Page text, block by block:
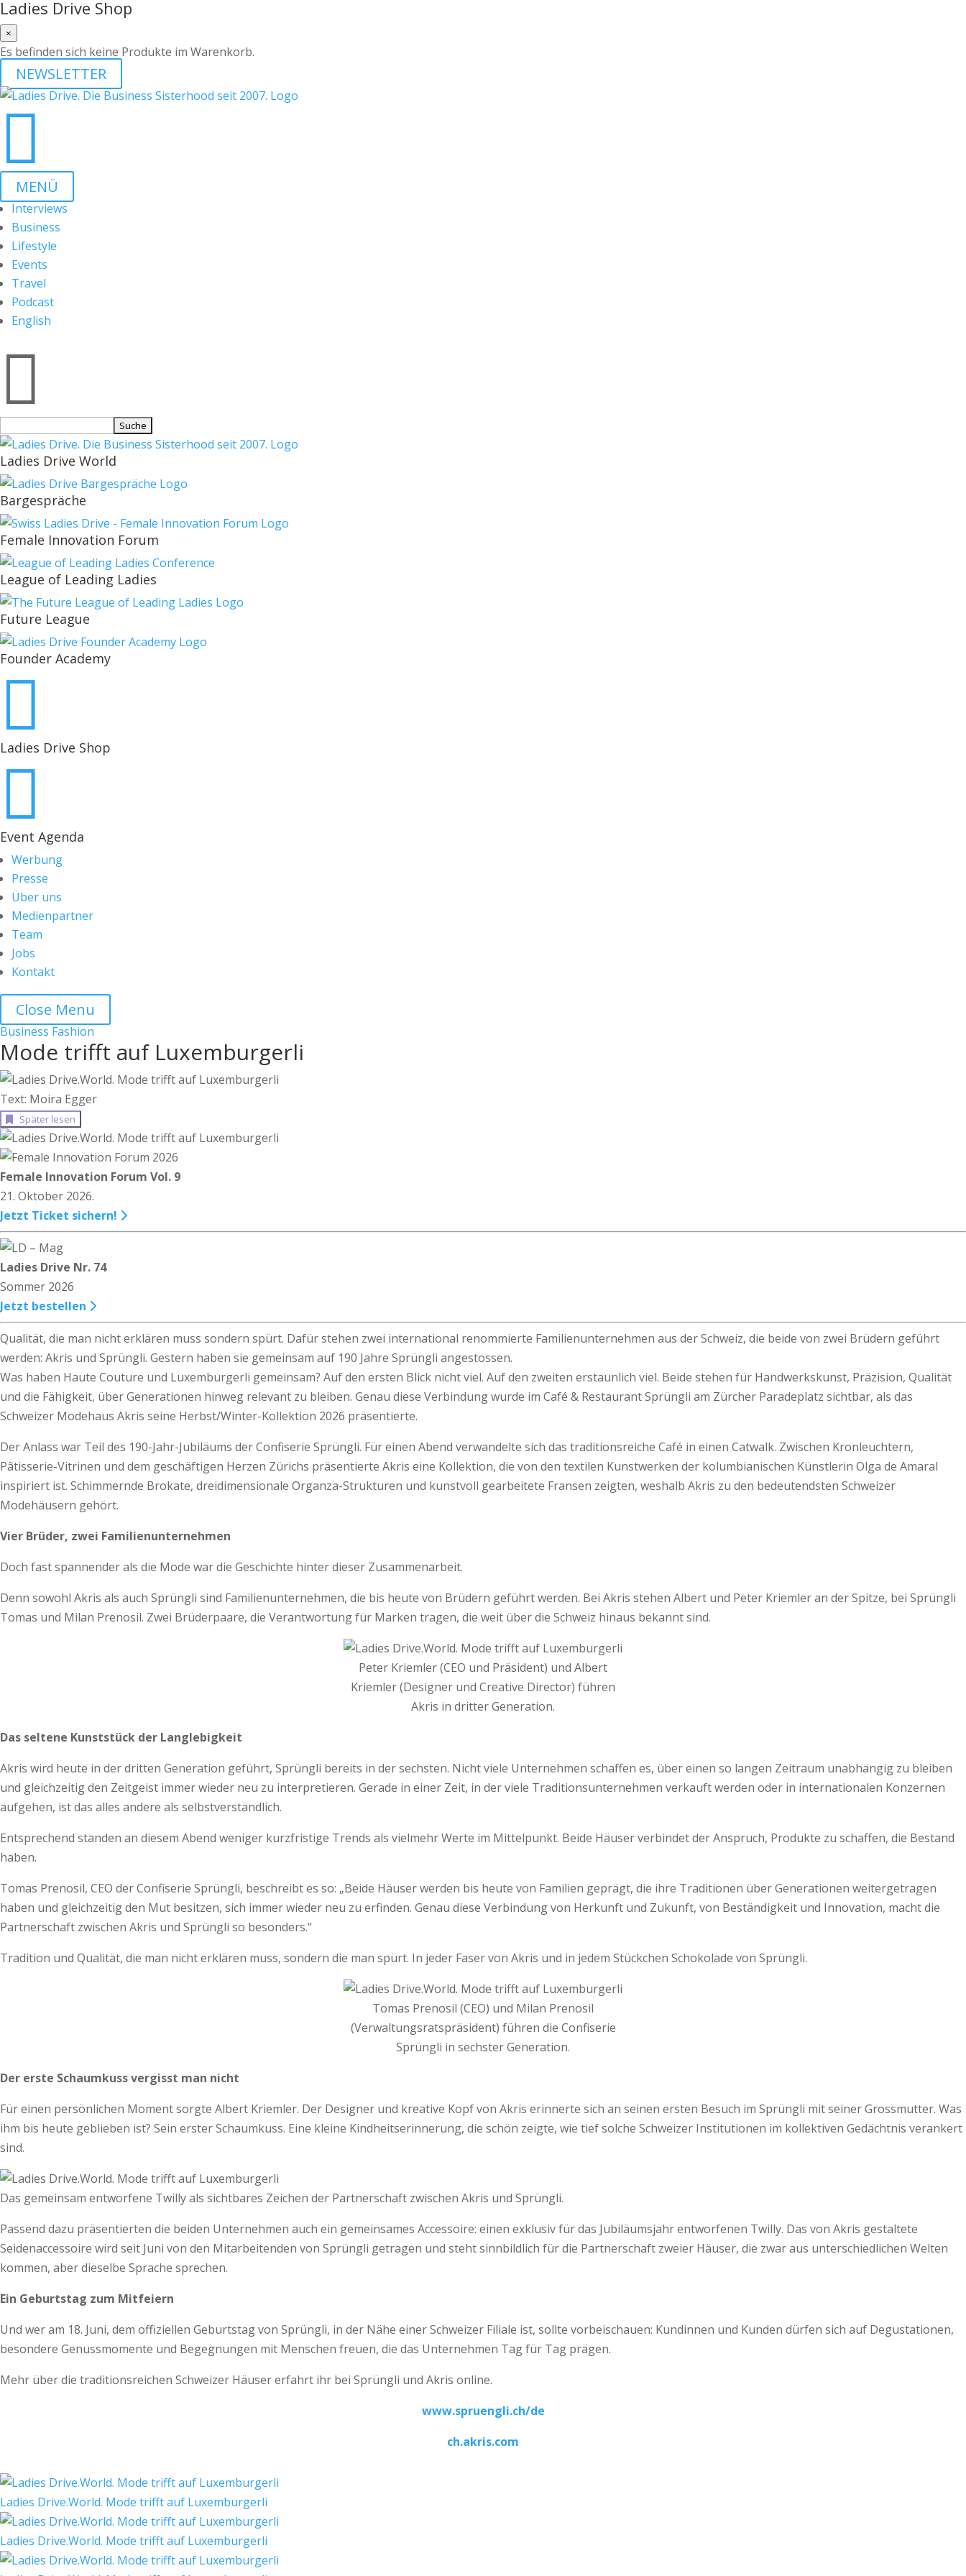
Ladies Drive Shop
×
Es befinden sich keine Produkte im Warenkorb.
NEWSLETTER

MENÜ
Interviews
Business
Lifestyle
Events
Travel
Podcast
English

nach:
Ladies Drive World
Bargespräche
Female Innovation Forum
League of Leading Ladies
Future League
Founder Academy

Ladies Drive Shop

Event Agenda
Werbung
Presse
Über uns
Medienpartner
Team
Jobs
Kontakt
Close Menu
Business Fashion
Mode trifft auf Luxemburgerli
Text: Moira Egger
Später lesen
Female Innovation Forum Vol. 9
21. Oktober 2026.
Jetzt Ticket sichern!
Ladies Drive Nr. 74
Sommer 2026
Jetzt bestellen
Qualität, die man nicht erklären muss sondern spürt. Dafür stehen zwei international renommierte Familienunternehmen aus der Schweiz, die beide von zwei Brüdern geführt
werden: Akris und Sprüngli. Gestern haben sie gemeinsam auf 190 Jahre Sprüngli angestossen.
Was haben Haute Couture und Luxemburgerli gemeinsam? Auf den ersten Blick nicht viel. Auf den zweiten erstaunlich viel. Beide stehen für Handwerkskunst, Präzision, Qualität
und die Fähigkeit, über Generationen hinweg relevant zu bleiben. Genau diese Verbindung wurde im Café & Restaurant Sprüngli am Zürcher Paradeplatz sichtbar, als das
Schweizer Modehaus Akris seine Herbst/Winter-Kollektion 2026 präsentierte.
Der Anlass war Teil des 190-Jahr-Jubiläums der Confiserie Sprüngli. Für einen Abend verwandelte sich das traditionsreiche Café in einen Catwalk. Zwischen Kronleuchtern,
Pâtisserie-Vitrinen und dem geschäftigen Herzen Zürichs präsentierte Akris eine Kollektion, die von den textilen Kunstwerken der kolumbianischen Künstlerin Olga de Amaral
inspiriert ist. Schimmernde Brokate, dreidimensionale Organza-Strukturen und kunstvoll gearbeitete Fransen zeigten, weshalb Akris zu den bedeutendsten Schweizer
Modehäusern gehört.
Vier Brüder, zwei Familienunternehmen
Doch fast spannender als die Mode war die Geschichte hinter dieser Zusammenarbeit.
Denn sowohl Akris als auch Sprüngli sind Familienunternehmen, die bis heute von Brüdern geführt werden. Bei Akris stehen Albert und Peter Kriemler an der Spitze, bei Sprüngli
Tomas und Milan Prenosil. Zwei Brüderpaare, die Verantwortung für Marken tragen, die weit über die Schweiz hinaus bekannt sind.
Peter Kriemler (CEO und Präsident) und Albert
Kriemler (Designer und Creative Director) führen
Akris in dritter Generation.
Das seltene Kunststück der Langlebigkeit
Akris wird heute in der dritten Generation geführt, Sprüngli bereits in der sechsten. Nicht viele Unternehmen schaffen es, über einen so langen Zeitraum unabhängig zu bleiben
und gleichzeitig den Zeitgeist immer wieder neu zu interpretieren. Gerade in einer Zeit, in der viele Traditionsunternehmen verkauft werden oder in internationalen Konzernen
aufgehen, ist das alles andere als selbstverständlich.
Entsprechend standen an diesem Abend weniger kurzfristige Trends als vielmehr Werte im Mittelpunkt. Beide Häuser verbindet der Anspruch, Produkte zu schaffen, die Bestand
haben.
Tomas Prenosil, CEO der Confiserie Sprüngli, beschreibt es so: „Beide Häuser werden bis heute von Familien geprägt, die ihre Traditionen über Generationen weitergetragen
haben und gleichzeitig den Mut besitzen, sich immer wieder neu zu erfinden. Genau diese Verbindung von Herkunft und Zukunft, von Beständigkeit und Innovation, macht die
Partnerschaft zwischen Akris und Sprüngli so besonders.“
Tradition und Qualität, die man nicht erklären muss, sondern die man spürt. In jeder Faser von Akris und in jedem Stückchen Schokolade von Sprüngli.
Tomas Prenosil (CEO) und Milan Prenosil
(Verwaltungsratspräsident) führen die Confiserie
Sprüngli in sechster Generation.
Der erste Schaumkuss vergisst man nicht
Für einen persönlichen Moment sorgte Albert Kriemler. Der Designer und kreative Kopf von Akris erinnerte sich an seinen ersten Besuch im Sprüngli mit seiner Grossmutter. Was
ihm bis heute geblieben ist? Sein erster Schaumkuss. Eine kleine Kindheitserinnerung, die schön zeigte, wie tief solche Schweizer Institutionen im kollektiven Gedächtnis verankert
sind.
Das gemeinsam entworfene Twilly als sichtbares Zeichen der Partnerschaft zwischen Akris und Sprüngli.
Passend dazu präsentierten die beiden Unternehmen auch ein gemeinsames Accessoire: einen exklusiv für das Jubiläumsjahr entworfenen Twilly. Das von Akris gestaltete
Seidenaccessoire wird seit Juni von den Mitarbeitenden von Sprüngli getragen und steht sinnbildlich für die Partnerschaft zweier Häuser, die zwar aus unterschiedlichen Welten
kommen, aber dieselbe Sprache sprechen.
Ein Geburtstag zum Mitfeiern
Und wer am 18. Juni, dem offiziellen Geburtstag von Sprüngli, in der Nähe einer Schweizer Filiale ist, sollte vorbeischauen: Kundinnen und Kunden dürfen sich auf Degustationen,
besondere Genussmomente und Begegnungen mit Menschen freuen, die das Unternehmen Tag für Tag prägen.
Mehr über die traditionsreichen Schweizer Häuser erfahrt ihr bei Sprüngli und Akris online.
www.spruengli.ch/de
ch.akris.com
Ladies Drive.World. Mode trifft auf Luxemburgerli
Ladies Drive.World. Mode trifft auf Luxemburgerli